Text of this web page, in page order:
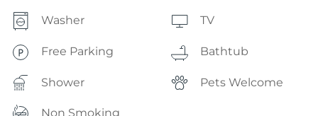
Washer TV
Free Parking Bathtub
Shower Pets Welcome
Non Smoking